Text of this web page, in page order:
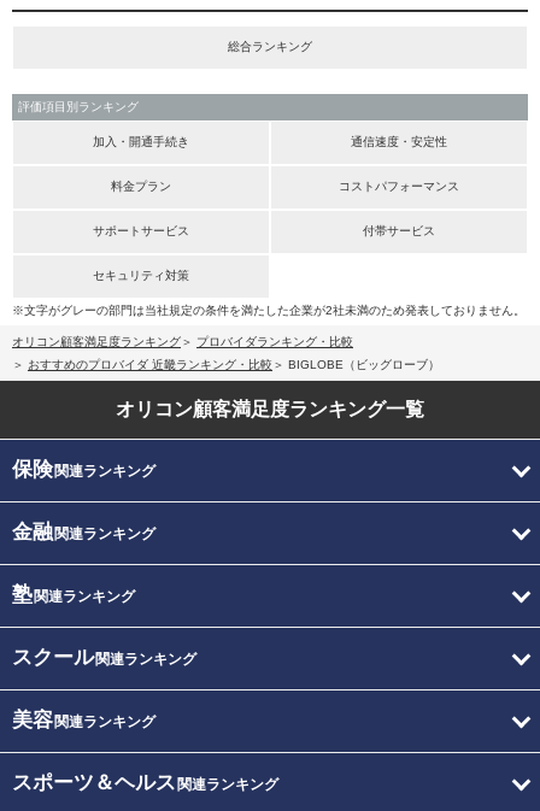
総合ランキング
評価項目別ランキング
加入・開通手続き 通信速度・安定性
料金プラン コストパフォーマンス
サポートサービス 付帯サービス
セキュリティ対策
※文字がグレーの部門は当社規定の条件を満たした企業が2社未満のため発表しておりません。
オリコン顧客満足度ランキング
プロバイダランキング・比較
おすすめのプロバイダ 近畿ランキング・比較
BIGLOBE（ビッグローブ）
オリコン顧客満足度ランキング一覧
保険関連ランキング
金融関連ランキング
塾関連ランキング
スクール関連ランキング
美容関連ランキング
スポーツ＆ヘルス 関連ランキング